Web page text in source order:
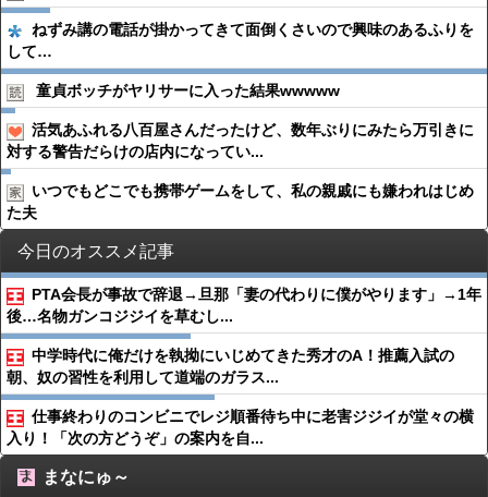
ねずみ講の電話が掛かってきて面倒くさいので興味のあるふりを
して…
童貞ボッチがヤリサーに入った結果wwwww
活気あふれる八百屋さんだったけど、数年ぶりにみたら万引きに
対する警告だらけの店内になってい...
いつでもどこでも携帯ゲームをして、私の親戚にも嫌われはじめ
た夫
今日のオススメ記事
PTA会長が事故で辞退→旦那「妻の代わりに僕がやります」→1年
後…名物ガンコジジイを草むし...
中学時代に俺だけを執拗にいじめてきた秀才のA！推薦入試の
朝、奴の習性を利用して道端のガラス...
仕事終わりのコンビニでレジ順番待ち中に老害ジジイが堂々の横
入り！「次の方どうぞ」の案内を自...
まなにゅ～